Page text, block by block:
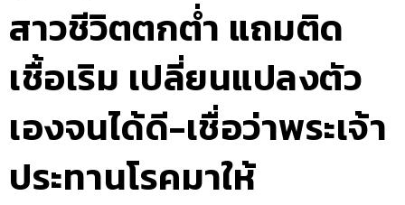
สาวชีวิตตกต่ำ แถมติด
เชื้อเริม เปลี่ยนแปลงตัว
เองจนได้ดี-เชื่อว่าพระเจ้า
ประทานโรคมาให้